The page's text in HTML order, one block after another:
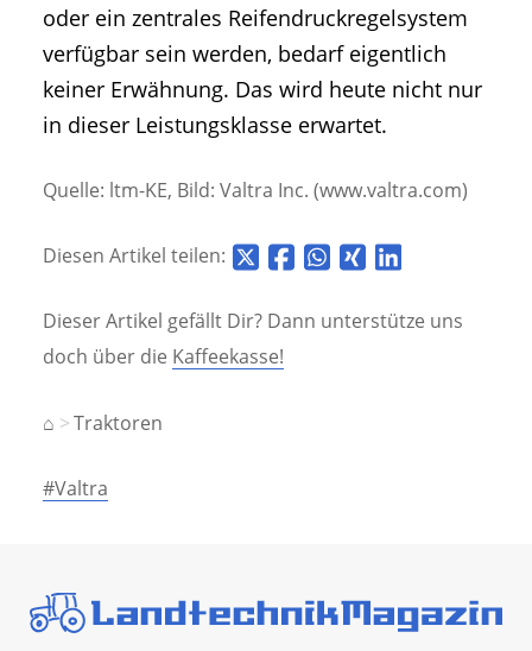
oder ein zentrales Reifendruckregelsystem
verfügbar sein werden, bedarf eigentlich
keiner Erwähnung. Das wird heute nicht nur
in dieser Leistungsklasse erwartet.
Quelle: ltm-KE, Bild: Valtra Inc. (www.valtra.com)
Diesen Artikel teilen:
Dieser Artikel gefällt Dir? Dann unterstütze uns
doch über die Kaffeekasse!
⌂ Traktoren
#Valtra